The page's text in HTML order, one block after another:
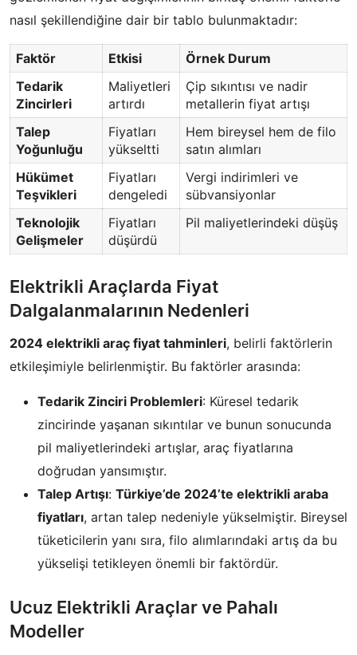
nasıl şekillendiğine dair bir tablo bulunmaktadır:
Faktör Etkisi
Örnek Durum
Tedarik
Zincirleri
Maliyetleri
artırdı
Çip sıkıntısı ve nadir
metallerin fiyat artışı
Talep
Yoğunluğu
Fiyatları
yükseltti
Hem bireysel hem de filo
satın alımları
Hükümet
Teşvikleri
Fiyatları
dengeledi
Vergi indirimleri ve
sübvansiyonlar
Teknolojik
Gelişmeler
Fiyatları
düşürdü
Pil maliyetlerindeki düşüş
Elektrikli Araçlarda Fiyat
Dalgalanmalarının Nedenleri
2024 elektrikli araç fiyat tahminleri, belirli faktörlerin
etkileşimiyle belirlenmiştir. Bu faktörler arasında:
Tedarik Zinciri Problemleri: Küresel tedarik
zincirinde yaşanan sıkıntılar ve bunun sonucunda
pil maliyetlerindeki artışlar, araç fiyatlarına
doğrudan yansımıştır.
Talep Artışı: Türkiye’de 2024’te elektrikli araba
fiyatları, artan talep nedeniyle yükselmiştir. Bireysel
tüketicilerin yanı sıra, filo alımlarındaki artış da bu
yükselişi tetikleyen önemli bir faktördür.
Ucuz Elektrikli Araçlar ve Pahalı
Modeller